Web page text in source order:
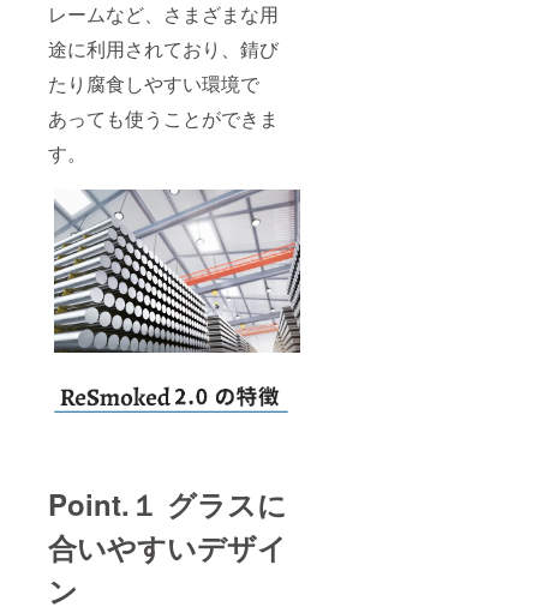
レームなど、さまざまな用
途に利用されており、錆び
たり腐食しやすい環境で
あっても使うことができま
す。
Point.１ グラスに
合いやすいデザイ
ン